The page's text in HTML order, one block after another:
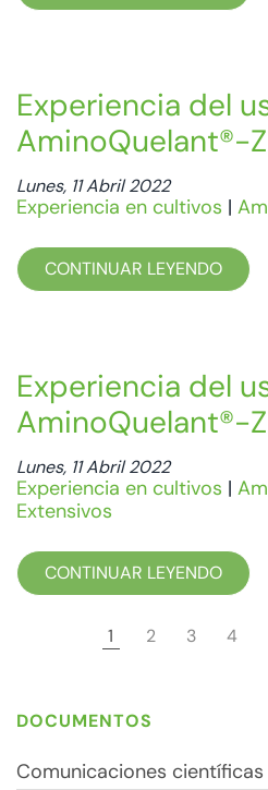
Experiencia del
AminoQuelant®-
Lunes, 11 Abril 2022
Experiencia en cultivos |
CONTINUAR LEYENDO
Experiencia del
AminoQuelant®-
Lunes, 11 Abril 2022
Experiencia en cultivos |
Extensivos
CONTINUAR LEYENDO
1 2 3 4
DOCUMENTOS
Comunicaciones